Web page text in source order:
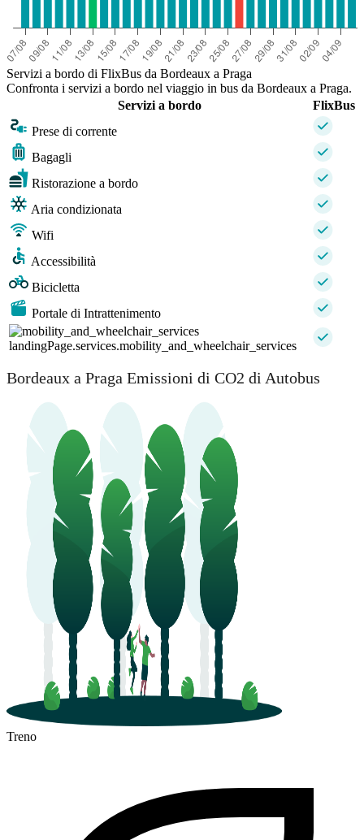
Servizi a bordo di FlixBus da Bordeaux a Praga
Confronta i servizi a bordo nel viaggio in bus da Bordeaux a Praga.
Servizi a bordo
FlixBus
Prese di corrente
Bagagli
Ristorazione a bordo
Aria condizionata
Wifi
Accessibilità
Bicicletta
Portale di Intrattenimento
landingPage.services.mobility_and_wheelchair_services
Bordeaux a Praga Emissioni di CO2 di Autobus
Treno